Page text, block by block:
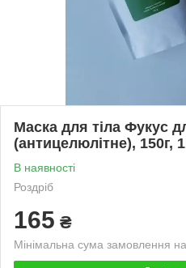
Маска для тіла Фукус
(антицелюлітне), 150г,
В наявності
Роздріб
165 ₴
Мінімальна сума замовлення